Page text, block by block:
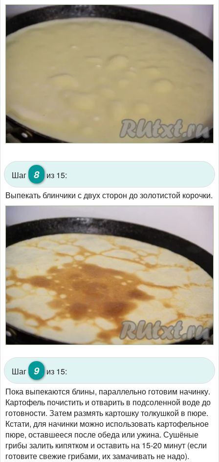
Шаг 8
из 15:
Выпекать блинчики с двух сторон до золотистой корочки.
Шаг 9
из 15:
Пока выпекаются блины, параллельно готовим начинку.
Картофель почистить и отварить в подсоленной воде до
готовности. Затем размять картошку толкушкой в пюре.
Кстати, для начинки можно использовать картофельное
пюре, оставшееся после обеда или ужина. Сушёные
грибы залить кипятком и оставить на 15-20 минут (если
готовите свежие грибами, их замачивать не надо).